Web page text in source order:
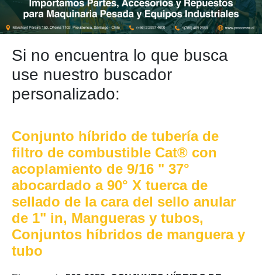
Si no encuentra lo que busca
use nuestro buscador
personalizado:
Conjunto híbrido de tubería de
filtro de combustible Cat® con
acoplamiento de 9/16 " 37°
abocardado a 90° X tuerca de
sellado de la cara del sello anular
de 1" in, Mangueras y tubos,
Conjuntos híbridos de manguera y
tubo